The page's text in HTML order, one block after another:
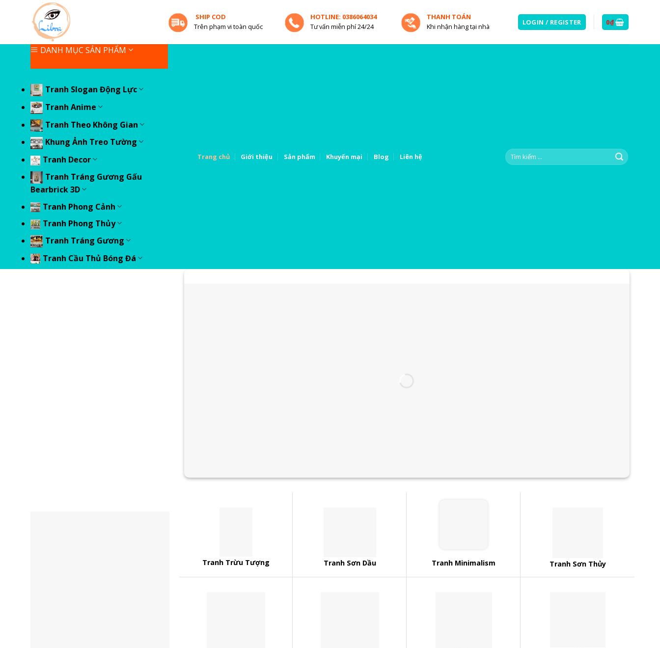
SHIP COD
Trên phạm vi toàn quốc
HOTLINE: 0386064034
Tư vấn miễn phí 24/24
THANH TOÁN
Khi nhận hàng tại nhà
LOGIN / REGISTER 0₫
DANH MỤC SẢN PHẨM
Tranh Slogan Động Lực
Tranh Anime
Tranh Theo Không Gian
Khung Ảnh Treo Tường
Tranh Decor
Tranh Tráng Gương Gấu
Bearbrick 3D
Tranh Phong Cảnh
Tranh Phong Thủy
Tranh Tráng Gương
Tranh Cầu Thủ Bóng Đá
Trang chủ Giới thiệu Sản phẩm Khuyến mại Blog Liên hệ
Search
for:
Tranh Trừu Tượng Tranh Sơn Dầu Tranh Minimalism Tranh Sơn Thủy